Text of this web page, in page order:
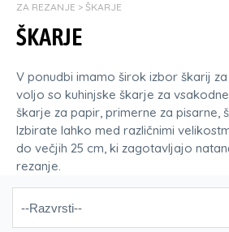
ZA REZANJE > ŠKARJE
ŠKARJE
V ponudbi imamo širok izbor škarij
voljo so kuhinjske škarje za
škarje za papir, primerne za pisarne,
Izbirate lahko med različnimi
do večjih 25 cm, ki zagotavljajo
rezanje.